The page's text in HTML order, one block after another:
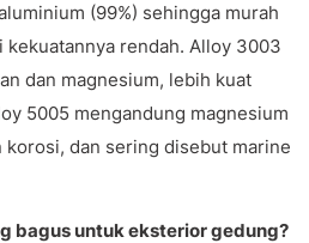
(99%) sehingga murah
kekuatannya rendah. Alloy 3003
dan magnesium, lebih kuat
5005 mengandung magnesium
korosi, dan sering disebut marine
bagus untuk eksterior gedung?